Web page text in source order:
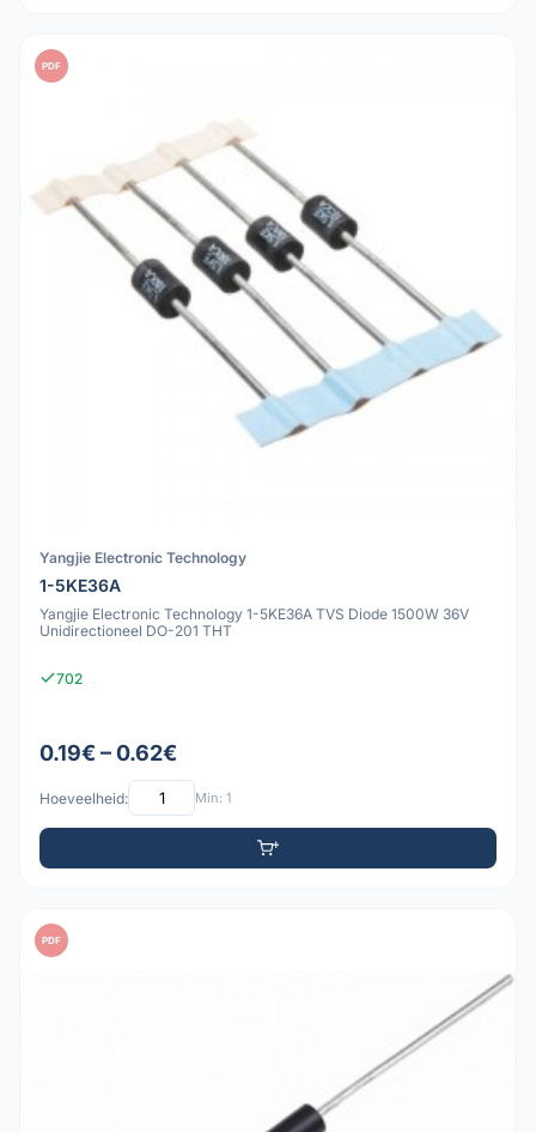
PDF
Yangjie Electronic Technology
1-5KE36A
Yangjie Electronic Technology 1-5KE36A TVS Diode 1500W 36V
Unidirectioneel DO-201 THT
702
0.19€ – 0.62€
Hoeveelheid: Min: 1
PDF